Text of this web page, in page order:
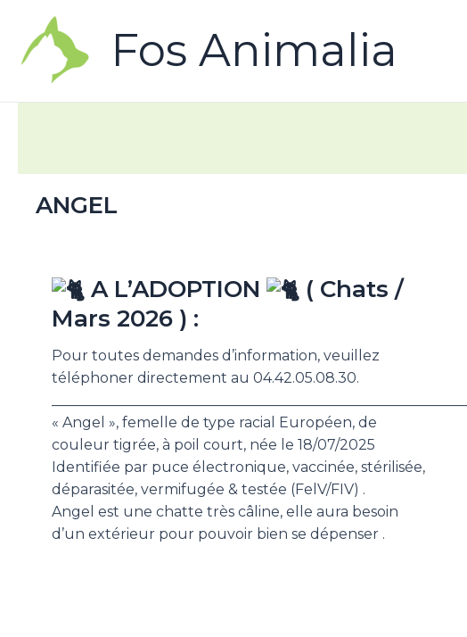
Fos Animalia
ANGEL
A L’ADOPTION
( Chats /
Mars 2026 ) :
Pour toutes demandes d’information, veuillez
téléphoner directement au 04.42.05.08.30.
« Angel », femelle de type racial Européen, de
couleur tigrée, à poil court, née le 18/07/2025
Identifiée par puce électronique, vaccinée, stérilisée,
déparasitée, vermifugée & testée (FelV/FIV) .
Angel est une chatte très câline, elle aura besoin
d’un extérieur pour pouvoir bien se dépenser .